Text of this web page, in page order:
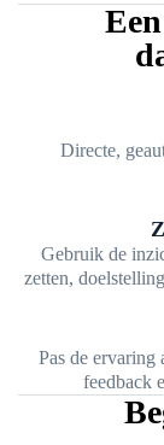
Directe,
Gebruik de
zetten,
Pas de ervaring
feedback